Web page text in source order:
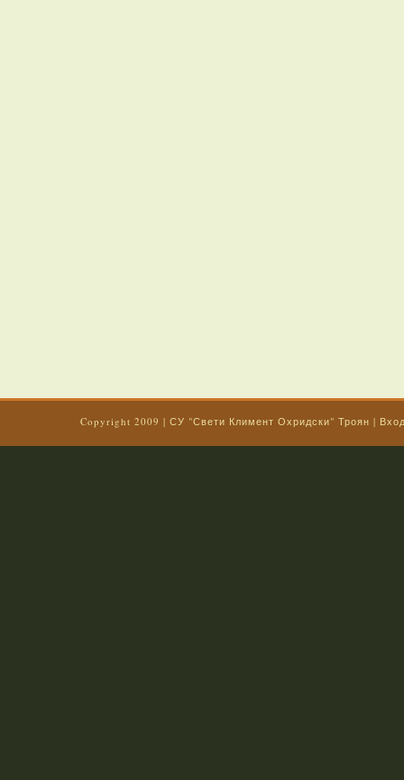
Copyright 2009 | СУ "Свети Климент Охридски" Троян |